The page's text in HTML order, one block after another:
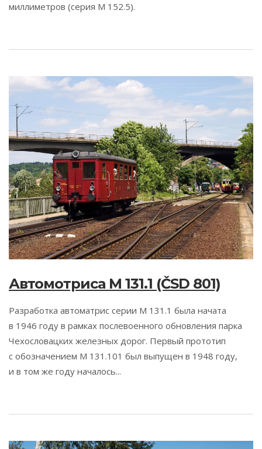
миллиметров (серия M 152.5).
Автомотриса M 131.1 (ČSD 801)
Разработка автоматрис серии M 131.1 была начата
в 1946 году в рамках послевоенного обновления парка
Чехословацких железных дорог. Первый прототип
с обозначением M 131.101 был выпущен в 1948 году,
и в том же году началось...